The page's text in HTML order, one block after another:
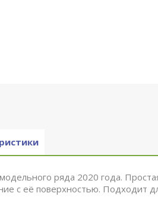
ряда 2020 года.
с её поверхностью. Подходит